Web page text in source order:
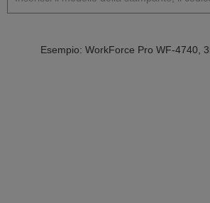
Esempio: WorkForce Pro WF-4740,